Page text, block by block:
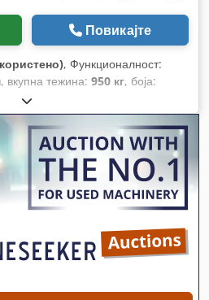
Повикајте
, Функционалност:
, вкупна тежина: 950 кг, боја:
, капацитет на резервоарот за
на мотори:Deutz D2011L03,
, вкупна ширина: 1.410 мм,
36 kW (48,95 коњски сили)
ч , работен притисок: 7 греда,
, притисок (макс.):8,5 греда, ниво
изградба:2016 , работни
UVV безбедносна